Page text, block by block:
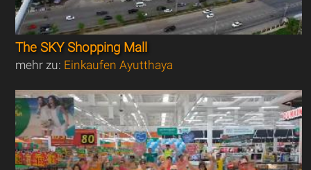
The SKY Shopping Mall
mehr zu: Einkaufen Ayutthaya